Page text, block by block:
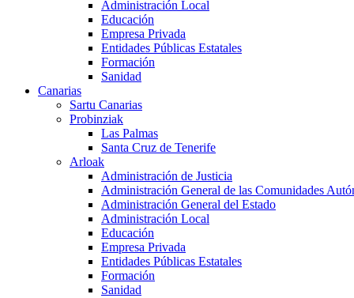
Administración Local
Educación
Empresa Privada
Entidades Públicas Estatales
Formación
Sanidad
Canarias
Sartu Canarias
Probinziak
Las Palmas
Santa Cruz de Tenerife
Arloak
Administración de Justicia
Administración General de las Comunidades
Administración General del Estado
Administración Local
Educación
Empresa Privada
Entidades Públicas Estatales
Formación
Sanidad